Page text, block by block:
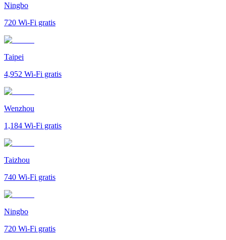
Ningbo
720 Wi-Fi gratis
Taipei
4,952 Wi-Fi gratis
Wenzhou
1,184 Wi-Fi gratis
Taizhou
740 Wi-Fi gratis
Ningbo
720 Wi-Fi gratis